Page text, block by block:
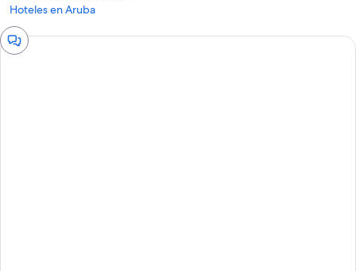
Hoteles en Aruba
Ventana
de